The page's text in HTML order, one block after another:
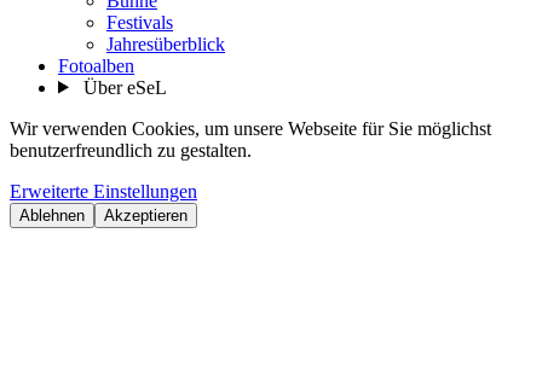
Festivals
Jahresüberblick
Fotoalben
Über eSeL
Wir verwenden Cookies, um unsere Webseite für Sie möglichst
benutzerfreundlich zu gestalten.
Erweiterte Einstellungen
Ablehnen Akzeptieren